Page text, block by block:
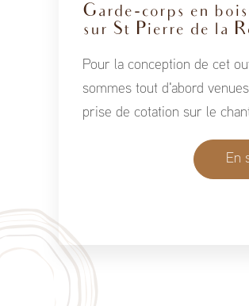
Garde-corps en
sur St Pierre de la
Pour la conception de cet
sommes tout d'abord
prise de cotation sur le
En